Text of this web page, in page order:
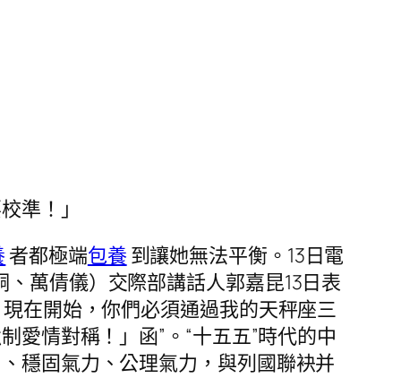
準！」
者都極端包養 到讓她無法平衡。13日電
萬倩儀）交際部講話人郭嘉昆13日表
在開始，你們必須通過我的天秤座三
愛情對稱！」函”。“十五五”時代的中
穩固氣力、公理氣力，與列國聯袂并